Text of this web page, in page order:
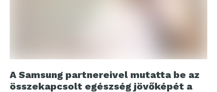
A Samsung partnereivel mutatta be az
összekapcsolt egészség jövőképét a